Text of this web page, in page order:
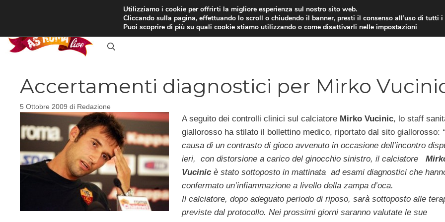
RASSEGNA STAMPA INTERVISTE CALCIOMERCATO CAMPIONATO
Accertamenti diagnostici per Mirko
5 Ottobre 2009 di Redazione
A seguito dei controlli clinici sul calciatore Mirko Vucinic, lo staff
giallorosso ha stilato il bollettino medico, riportato dal sito giallorosso:
causa di un contrasto di gioco avvenuto in occasione dell’incontro
ieri, con distorsione a carico del ginocchio sinistro, il calciatore
Vucinic è stato sottoposto in mattinata ad esami diagnostici che
confermato un’infiammazione a livello della zampa d’oca.
Il calciatore, dopo adeguato periodo di riposo, sarà sottoposto alle
previste dal protocollo. Nei prossimi giorni saranno valutate le sue
Utilizziamo i cookie per offrirti la migliore esperienza sul nostro sito web.
Cliccando sulla pagina, effettuando lo scroll o chiudendo il banner, presti il consenso all’uso di tutti i
Puoi scoprire di più su quali cookie stiamo utilizzando o come disattivarli nelleimpostazioni